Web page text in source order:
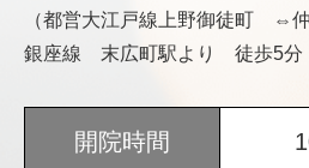
（都営大江戸線上野御徒町 ⇔仲
銀座線 末広町駅より 徒歩5分
開院時間